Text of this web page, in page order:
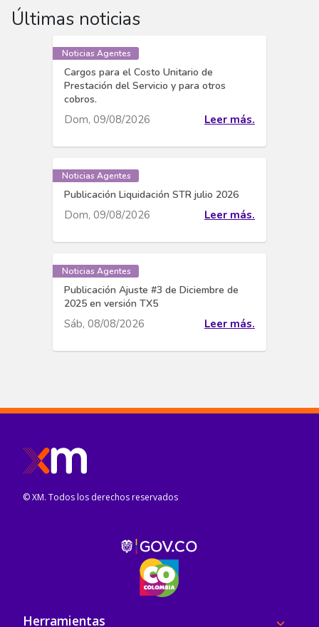
Últimas noticias
Noticias Agentes
Cargos para el Costo Unitario de
Prestación del Servicio y para otros
cobros.
Dom, 09/08/2026 Leer más.
Noticias Agentes
Publicación Liquidación STR julio 2026
Dom, 09/08/2026 Leer más.
Noticias Agentes
Publicación Ajuste #3 de Diciembre de
2025 en versión TX5
Sáb, 08/08/2026 Leer más.
© XM. Todos los derechos reservados
Pie de página
Herramientas